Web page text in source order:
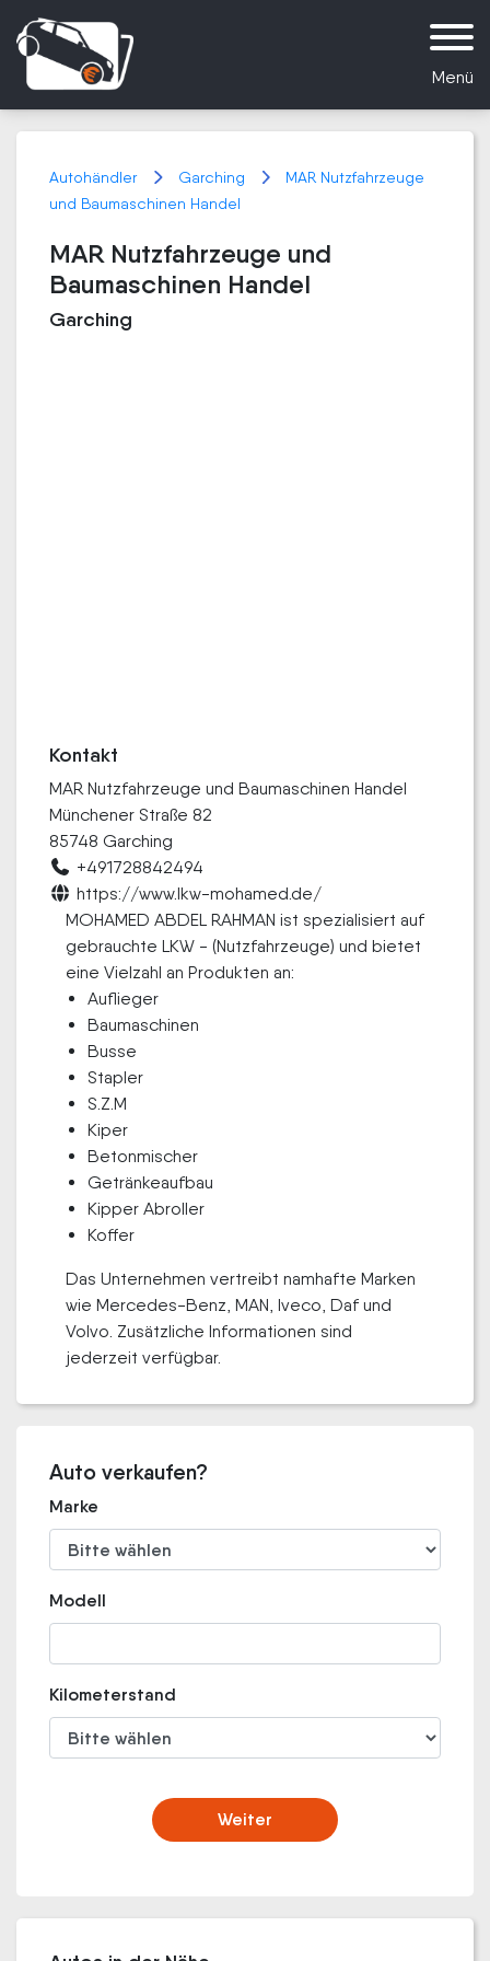
Menü
Autohändler Garching
MAR Nutzfahrzeuge
und Baumaschinen Handel
MAR Nutzfahrzeuge und
Baumaschinen Handel
Garching
Kontakt
MAR Nutzfahrzeuge und Baumaschinen Handel
Münchener Straße 82
85748 Garching
+491728842494
https://www.lkw-mohamed.de/
MOHAMED ABDEL RAHMAN ist spezialisiert auf
gebrauchte LKW - (Nutzfahrzeuge) und bietet
eine Vielzahl an Produkten an:
Auflieger
Baumaschinen
Busse
Stapler
S.Z.M
Kiper
Betonmischer
Getränkeaufbau
Kipper Abroller
Koffer
Das Unternehmen vertreibt namhafte Marken
wie Mercedes-Benz, MAN, Iveco, Daf und
Volvo. Zusätzliche Informationen sind
jederzeit verfügbar.
Auto verkaufen?
Marke
Modell
Kilometerstand
Weiter